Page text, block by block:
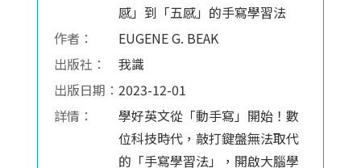
感」到「五感」的手寫學習法
作者：
EUGENE G. BEAK
出版社：
我識
出版日期： 2023-12-01
詳情：
學好英文從「動手寫」開始！數
位科技時代，敲打鍵盤無法取代
的「手寫學習法」，開啟大腦學